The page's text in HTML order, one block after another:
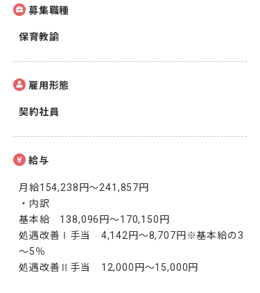
募集職種
保育教諭
雇用形態
契約社員
給与
月給154,238円～241,857円
・内訳
基本給　138,096円〜170,150円
処遇改善Ⅰ手当　4,142円～8,707円※基本給の3
～5％
処遇改善Ⅱ手当　12,000円～15,000円